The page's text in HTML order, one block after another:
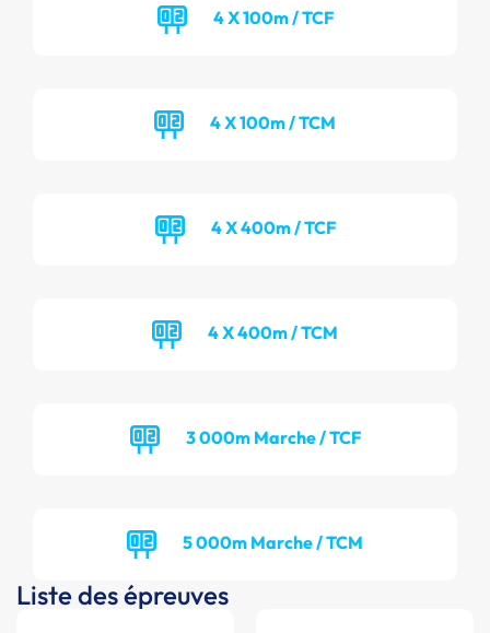
4 X 100m / TCF
4 X 100m / TCM
4 X 400m / TCF
4 X 400m / TCM
3 000m Marche / TCF
5 000m Marche / TCM
Liste des épreuves